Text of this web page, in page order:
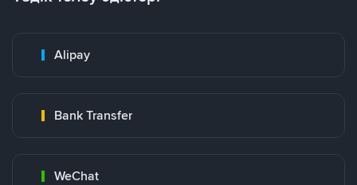
Alipay
Bank Transfer
WeChat